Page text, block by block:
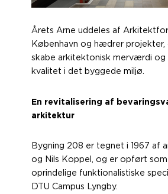
Årets Arne uddeles af
København og hædrer projekter,
skabe arkitektonisk merværdi og
kvalitet i det byggede miljø.
En revitalisering af
arkitektur
Bygning 208 er tegnet i 1967 af
og Nils Koppel, og er opført som
oprindelige funktionalistiske
DTU Campus Lyngby.